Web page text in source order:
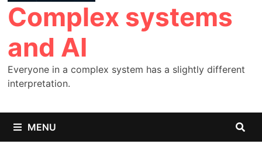
Complex systems
and AI
Everyone in a complex system has a slightly different
interpretation.
MENU